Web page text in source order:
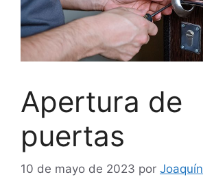
Apertura de
puertas
10 de mayo de 2023 por Joaquín